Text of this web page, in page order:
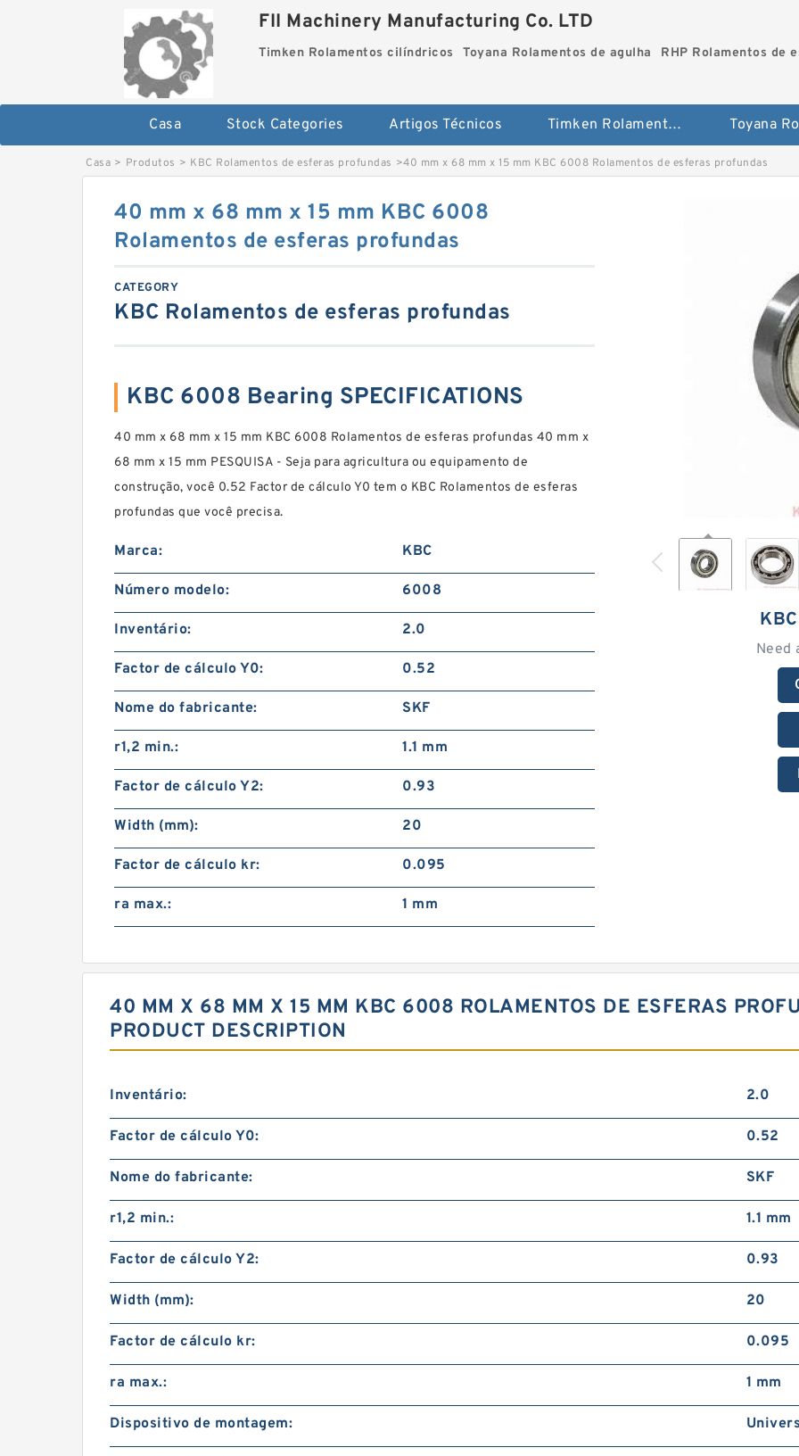
FII Machinery Manufacturing Co. LTD
Timken Rolamentos cilíndricos Toyana Rolamentos de agulha RHP Rolamentos de
Casa Stock Categories Artigos Técnicos Timken Rolamentos cilíndricos
Casa > Produtos > KBC Rolamentos de esferas profundas >40 mm x 68 mm x 15 mm KBC 6008 Rolamentos de esferas profundas
Need
40 mm x 68 mm x 15 mm KBC 6008
Rolamentos de esferas profundas
CATEGORY
KBC Rolamentos de esferas profundas
KBC 6008 Bearing SPECIFICATIONS
40 mm x 68 mm x 15 mm KBC 6008 Rolamentos de esferas profundas 40 mm x
68 mm x 15 mm PESQUISA - Seja para agricultura ou equipamento de
construção, você 0.52 Factor de cálculo Y0 tem o KBC Rolamentos de esferas
profundas que você precisa.
Marca: KBC
Número modelo: 6008
Inventário: 2.0
Factor de cálculo Y0: 0.52
Nome do fabricante: SKF
r1,2 min.: 1.1 mm
Factor de cálculo Y2: 0.93
Width (mm): 20
Factor de cálculo kr: 0.095
ra max.: 1 mm
40 MM X 68 MM X 15 MM KBC 6008 ROLAMENTOS DE ESFERAS
PRODUCT DESCRIPTION
Inventário: 2.0
Factor de cálculo Y0: 0.52
Nome do fabricante: SKF
r1,2 min.: 1.1 mm
Factor de cálculo Y2: 0.93
Width (mm): 20
Factor de cálculo kr: 0.095
ra max.: 1 mm
Dispositivo de montagem: